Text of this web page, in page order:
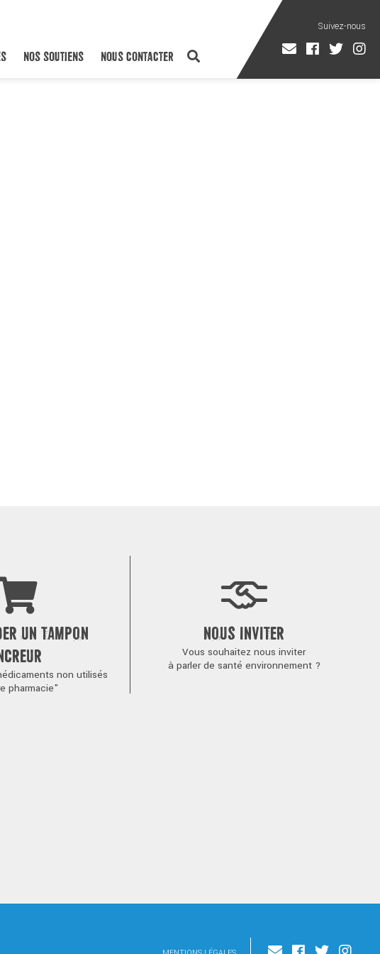
NOS SOUTIENS NOUS CONTACTER
UN TAMPON
non utilisés
pharmacie"
NOUS INVITER
Vous souhaitez nous inviter
à parler de santé environnement ?